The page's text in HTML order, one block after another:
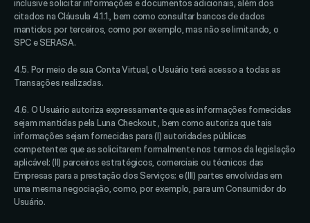
inclusive solicitar informações e documentos adicionais, além dos
citados na Cláusula 4.1.1., bem como consultar bancos de dados
mantidos por terceiros, como por exemplo, mas não se limitando, o
SPC e SERASA.
4.5. Por meio de sua Conta Virtual, o Usuário terá acesso a todas as
Transações realizadas.
4.6. O Usuário autoriza expressamente que as informações fornecidas
sejam mantidas pela Luna Checkout , bem como autoriza que tais
informações sejam fornecidas para (I) autoridades públicas
competentes que as solicitarem formalmente nos termos da legislação
aplicável; (II) parceiros estratégicos, comerciais ou técnicos das
Empresas para a prestação dos Serviços; e (III) partes envolvidas em
uma mesma negociação, como, por exemplo, para um Consumidor do
Usuário.